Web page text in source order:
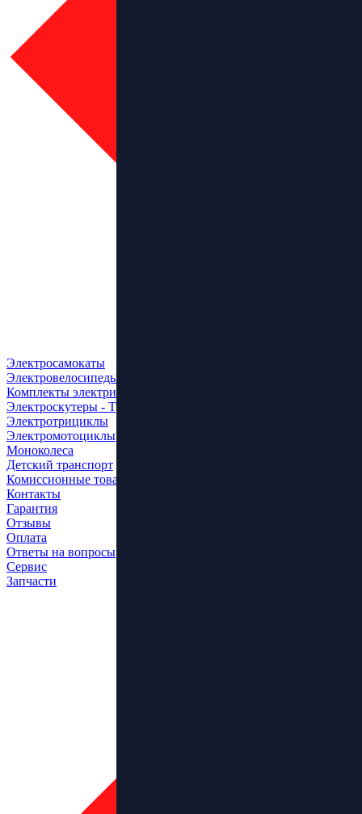
Электросамокаты
Электровелосипеды
Комплекты электрификации
Электроскутеры - Трайки
Электротрициклы
Электромотоциклы
Моноколеса
Детский транспорт
Комиссионные товары
Контакты
Гарантия
Отзывы
Оплата
Ответы на вопросы
Сервис
Запчасти